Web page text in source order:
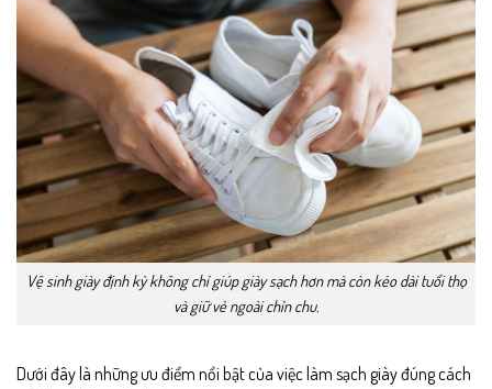
Vệ sinh giày định kỳ không chỉ giúp giày sạch hơn mà còn kéo dài tuổi thọ
và giữ vẻ ngoài chỉn chu.
Dưới đây là những ưu điểm nổi bật của việc làm sạch giày đúng cách